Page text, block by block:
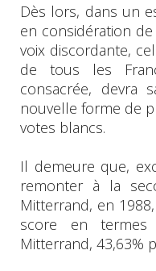
Dès lors, dans un
en considération
voix discordante,
de tous les
consacrée, devra
nouvelle forme de
votes blancs.
Il demeure que,
remonter à la
Mitterrand, en
score en termes
Mitterrand, 43,63%